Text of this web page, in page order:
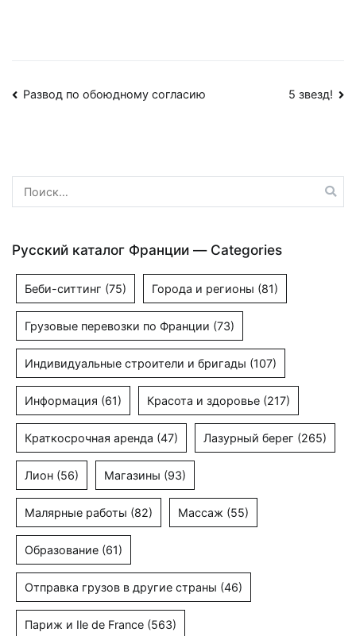
Навигация
Развод по обоюдному согласию 5 звезд!
Найти:
Русский каталог Франции — Categories
Беби-ситтинг (75) Города и регионы (81)
Грузовые перевозки по Франции (73)
Индивидуальные строители и бригады (107)
Информация (61) Красота и здоровье (217)
Краткосрочная аренда (47) Лазурный берег (265)
Лион (56) Магазины (93)
Малярные работы (82) Массаж (55)
Образование (61)
Отправка грузов в другие страны (46)
Париж и Ile de France (563)